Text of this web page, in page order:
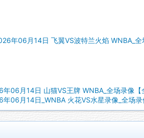
年06月14日 飞翼VS波特兰火焰 WNBA_全
年06月14日 山猫VS王牌 WNBA_全场录像【
06月14日_WNBA 火花VS水星录像_全场录